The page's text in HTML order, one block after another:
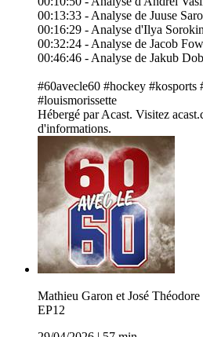
00:13:33 - Analyse de Juuse
00:16:29 - Analyse d'Ilya
00:32:24 - Analyse de Jacob
00:46:46 - Analyse de Jakub
#60avecle60 #hockey #kosports
#louismorissette
Hébergé par Acast. Visitez
d'informations.
Mathieu Garon et José Théodore
EP12